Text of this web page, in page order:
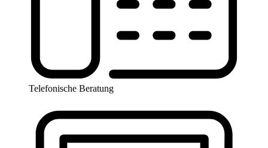
Telefonische Beratung